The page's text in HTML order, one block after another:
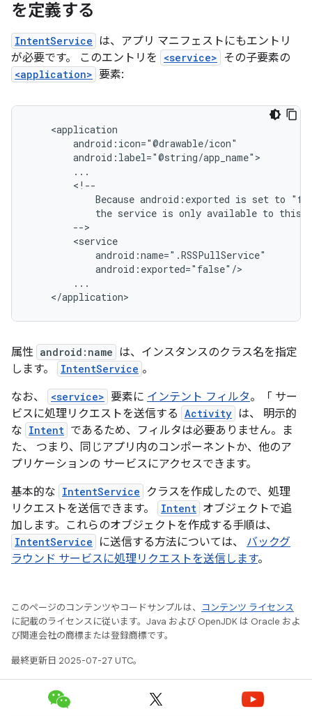
を定義する
IntentService は、アプリ マニフェストにもエントリ
が必要です。 このエントリを
<service> その子要素の
<application> 要素:
Because android:exported is set to
the service is only available to this
</application>
属性 android:name は、インスタンスのクラス名を指定
します。
IntentService 。
なお、
<service> 要素に インテント フィルタ。「 サー
ビスに処理リクエストを送信する Activity は、 明示的
な Intent であるため、フィルタは必要ありません。ま
た、 つまり、同じアプリ内のコンポーネントか、他のア
プリケーションの サービスにアクセスできます。
基本的な IntentService
クラスを作成したので、処理
リクエストを送信できます。
Intent オブジェクトで追
加します。これらのオブジェクトを作成する手順は、
IntentService に送信する方法については、 バックグ
ラウンド サービスに処理リクエストを送信します。
このページのコンテンツやコードサンプルは、
コンテンツ ライセンス
に記載のライセンスに従います。Java および OpenJDK は Oracle およ
び関連会社の商標または登録商標です。
最終更新日 2025-07-27 UTC。